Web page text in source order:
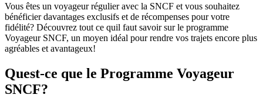
Vous êtes un voyageur régulier avec la SNCF et vous souhaitez
bénéficier davantages exclusifs et de récompenses pour votre
fidélité? Découvrez tout ce quil faut savoir sur le programme
Voyageur SNCF, un moyen idéal pour rendre vos trajets encore plus
agréables et avantageux!
Quest-ce que le Programme Voyageur
SNCF?